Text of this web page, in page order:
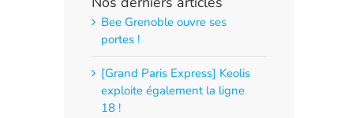
Bee Grenoble ouvre ses
portes !
[Grand Paris Express] Keolis
exploite également la ligne
18 !